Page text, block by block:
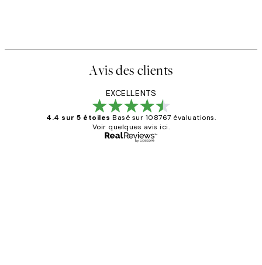
Avis des clients
EXCELLENTS
4.4 sur 5 étoiles Basé sur 108767 évaluations.
Voir quelques avis ici.